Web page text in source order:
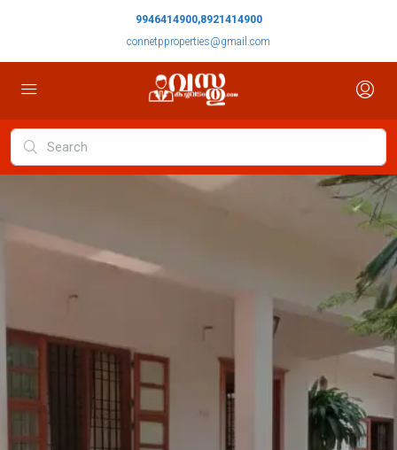
9946414900,8921414900
connetpproperties@gmail.com